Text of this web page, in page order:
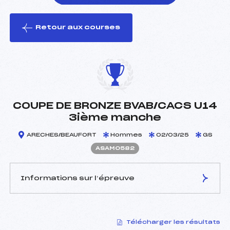
le ski
Retour aux courses
COUPE DE BRONZE BVAB/CACS U14
3ième manche
ARECHES/BEAUFORT Hommes 02/03/25 GS
ASAM0582
Informations sur l’épreuve
PATUEL LAURENT (SA)
Télécharger les résultats